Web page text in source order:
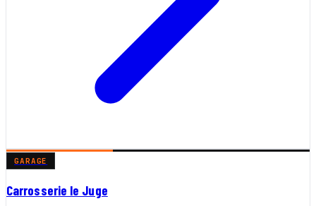
GARAGE
Carrosserie le Juge